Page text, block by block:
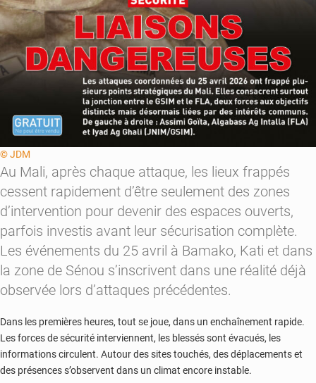
© JDM
Au Mali, après chaque attaque, les lieux frappés
cessent rapidement d’être seulement des zones
d’intervention pour devenir des espaces ouverts,
parfois investis avant leur sécurisation complète.
Les événements du 25 avril à Bamako, Kati et dans
la zone de Sénou s’inscrivent dans une réalité déjà
observée lors d’attaques précédentes.
Dans les premières heures, tout se joue, dans un enchaînement rapide.
Les forces de sécurité interviennent, les blessés sont évacués, les
informations circulent. Autour des sites touchés, des déplacements et
des présences s’observent dans un climat encore instable.